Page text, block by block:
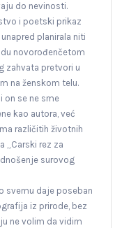
do nevinosti.
i poetski prikaz
planirala niti
novorođenčetom
zahvata pretvori u
na ženskom telu.
on se ne sme
kao autora, već
različitih životnih
„Carski rez za
surovog
svemu daje poseban
iz prirode, bez
ne volim da vidim